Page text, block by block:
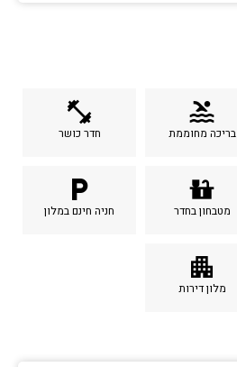
pool
בריכה מחוממת
fitness_center
חדר כושר
countertops
מטבחון בחדר
local_parking
חניה חינם במלון
apartment
מלון דירות